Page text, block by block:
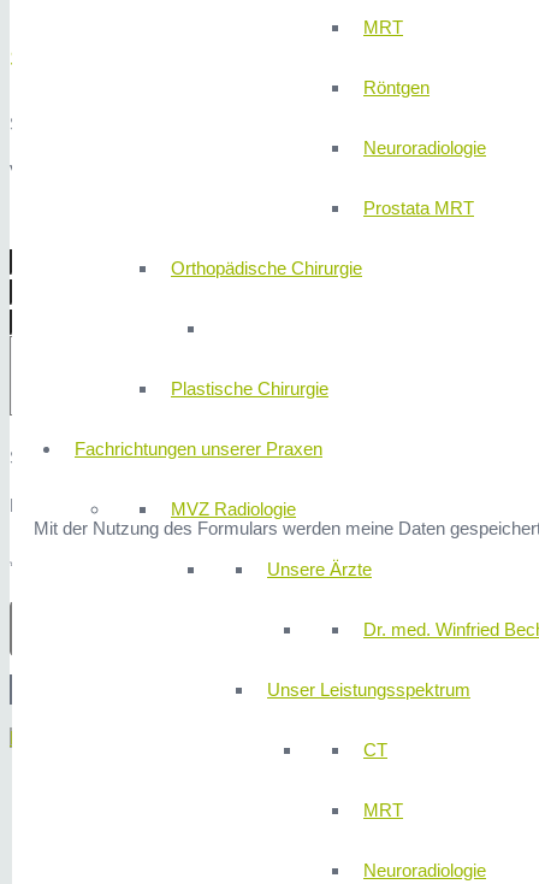
MRT
Röntgen
Neuroradiologie
Prostata MRT
Orthopädische Chirurgie
Plastische Chirurgie
Fachrichtungen unserer Praxen
MVZ Radiologie
Unsere Ärzte
Dr. med. Winfried
Unser Leistungsspektrum
CT
MRT
Neuroradiologie
Schreiben Sie uns!
Sie haben auch die Möglichkeit uns per Nachricht einen
Vielen Dank für Ihr Vertrauen!
Sicherheitsfrage: 3x1 ist?
Hier finden Sie unsereDatenschutzerklärung
Mit der Nutzung des Formulars werden meine Daten
* Erforderliche Angaben
Menü